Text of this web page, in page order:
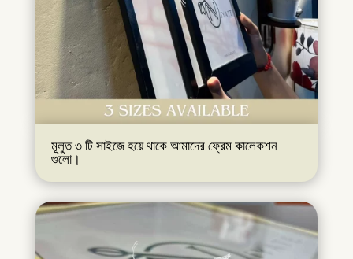
মূলুত ৩ টি সাইজে হয়ে থাকে আমাদের ফ্রেম কালেকশন
গুলো।